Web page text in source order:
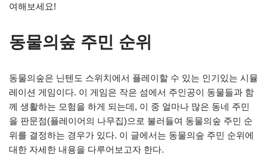
여해보세요!
동물의숲 주민 순위
동물의숲은 닌텐도 스위치에서 플레이할 수 있는 인기있는 시뮬
레이션 게임이다. 이 게임은 작은 섬에서 주인공이 동물들과 함
께 생활하는 모험을 하게 되는데, 이 중 얼마나 많은 동네 주민
을 판문점(플레이어의 나무집)으로 불러들여 동물의숲 주민 순
위를 결정하는 경우가 있다. 이 글에서는 동물의숲 주민 순위에
대한 자세한 내용을 다루어보고자 한다.